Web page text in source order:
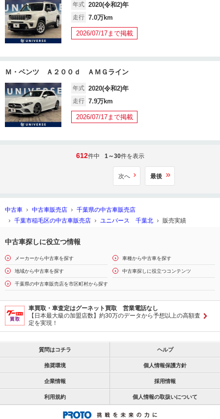
年式 2020(令和2)年
走行 7.0万km
2026/07/17まで掲載
Ｍ・ベンツ Ａ２００ｄ ＡＭＧライン
年式 2020(令和2)年
走行 7.9万km
2026/07/17まで掲載
612件中 1～30件を表示
次へ 最後
中古車 中古車販売店
千葉県の中古車販売店
千葉市稲毛区の中古車販売店
ユニバース 千葉北 販売実績
中古車探しに役立つ情報
メーカーから中古車を探す 車種から中古車を探す
地域から中古車を探す 中古車探しに役立つコンテンツ
千葉県の中古車販売店を市区町村から探す
車買取・車査定はグーネット買取 営業電話なし
【日本最大級の加盟店数】約30万のデータから予想以上の高額査
定を実現！
質問はコチラ ヘルプ
推奨環境 個人情報保護方針
企業情報 採用情報
利用規約 個人情報の取扱いについて